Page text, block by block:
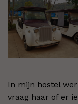
In mijn hostel
vraag haar of er